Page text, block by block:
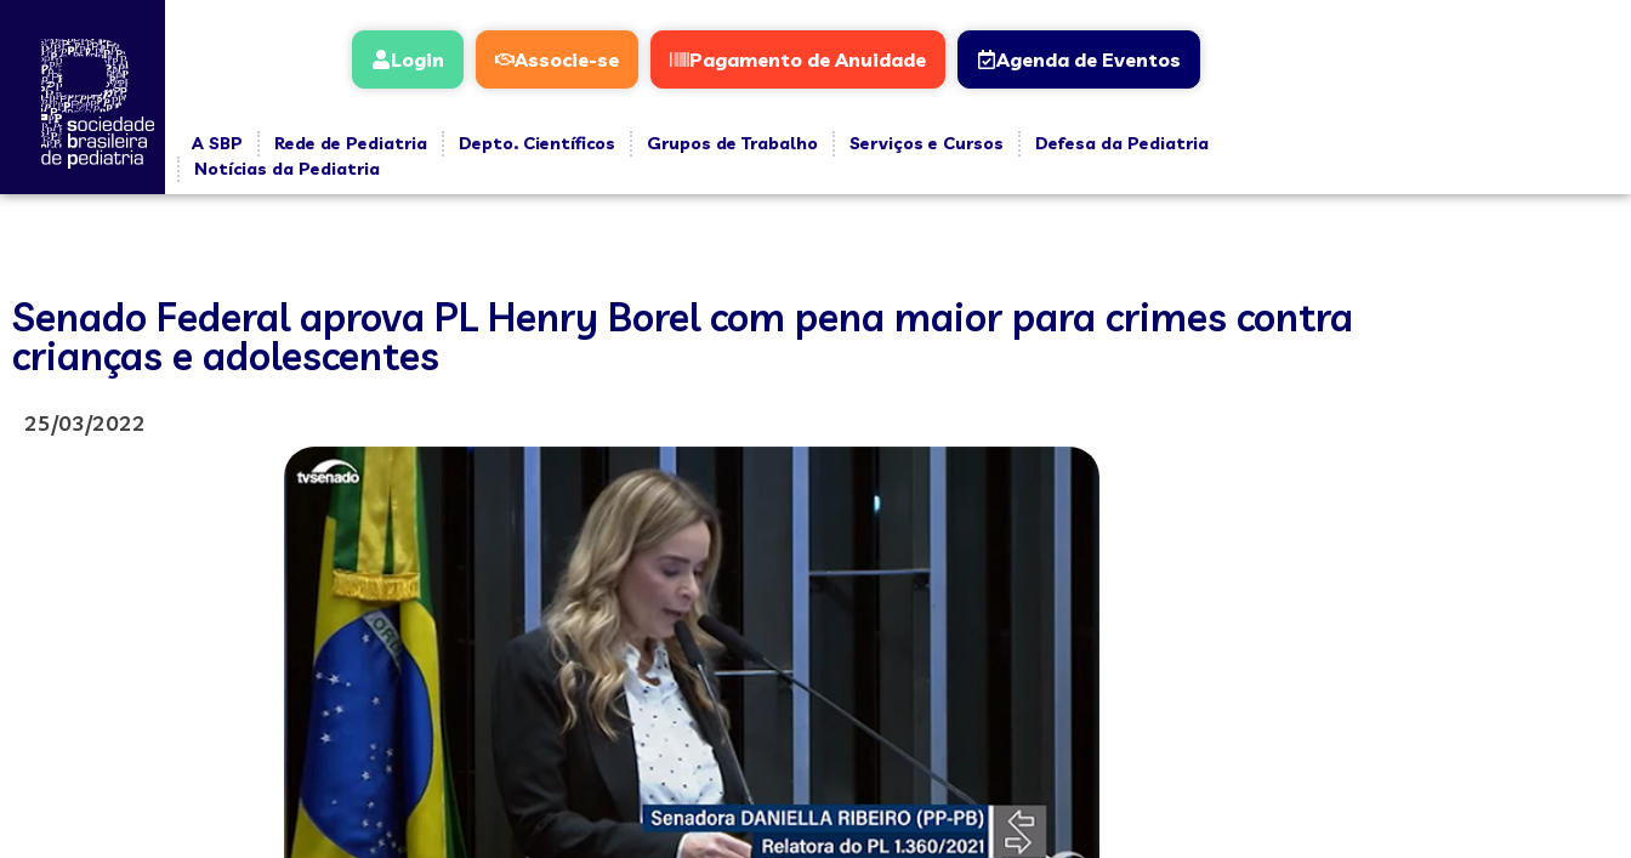
Login Associe-se Pagamento de Anuidade Agenda de Eventos
A SBP Rede de Pediatria Depto. Científicos Grupos de Trabalho Serviços e Cursos
Defesa da Pediatria
Notícias da Pediatria
Senado Federal aprova PL Henry Borel com pena maior para crimes contra
crianças e adolescentes
25/03/2022